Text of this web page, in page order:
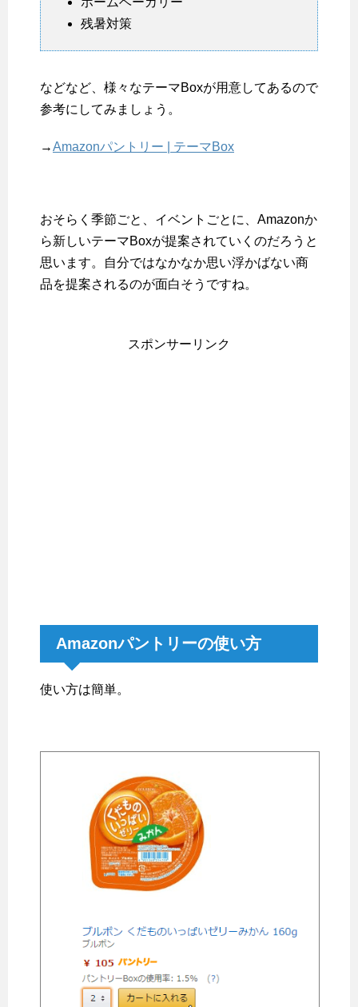
残暑対策
などなど、様々なテーマBoxが用意してあるので
参考にしてみましょう。
→Amazonパントリー | テーマBox
おそらく季節ごと、イベントごとに、Amazonか
ら新しいテーマBoxが提案されていくのだろうと
思います。自分ではなかなか思い浮かばない商
品を提案されるのが面白そうですね。
スポンサーリンク
Amazonパントリーの使い方
使い方は簡単。